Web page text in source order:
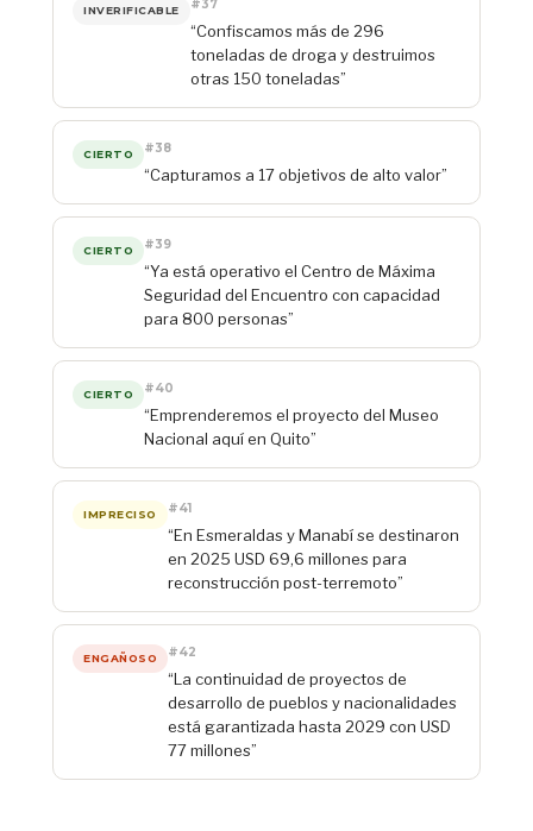
INVERIFICABLE #37
“Confiscamos más de 296
toneladas de droga y destruimos
otras 150 toneladas”
CIERTO #38
“Capturamos a 17 objetivos de alto valor”
CIERTO #39
“Ya está operativo el Centro de Máxima
Seguridad del Encuentro con capacidad
para 800 personas”
CIERTO #40
“Emprenderemos el proyecto del Museo
Nacional aquí en Quito”
IMPRECISO #41
“En Esmeraldas y Manabí se destinaron
en 2025 USD 69,6 millones para
reconstrucción post-terremoto”
ENGAÑOSO #42
“La continuidad de proyectos de
desarrollo de pueblos y nacionalidades
está garantizada hasta 2029 con USD
77 millones”